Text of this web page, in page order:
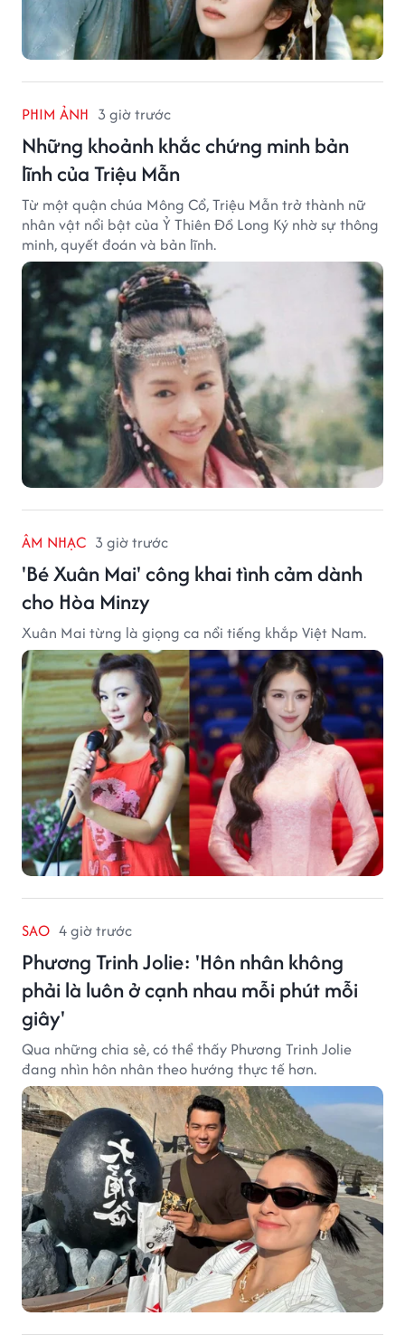
PHIM ẢNH 3 giờ trước
Những khoảnh khắc chứng minh bản
lĩnh của Triệu Mẫn
Từ một quận chúa Mông Cổ, Triệu Mẫn trở thành nữ
nhân vật nổi bật của Ỷ Thiên Đồ Long Ký nhờ sự thông
minh, quyết đoán và bản lĩnh.
ÂM NHẠC 3 giờ trước
'Bé Xuân Mai' công khai tình cảm dành
cho Hòa Minzy
Xuân Mai từng là giọng ca nổi tiếng khắp Việt Nam.
SAO 4 giờ trước
Phương Trinh Jolie: 'Hôn nhân không
phải là luôn ở cạnh nhau mỗi phút mỗi
giây'
Qua những chia sẻ, có thể thấy Phương Trinh Jolie
đang nhìn hôn nhân theo hướng thực tế hơn.